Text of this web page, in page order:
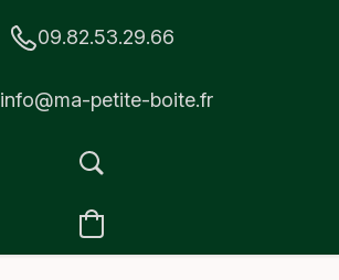
09.82.53.29.66
info@ma-petite-boite.fr